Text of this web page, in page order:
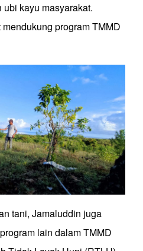
kayu masyarakat.
program TMMD
tani, Jamaluddin juga
lain dalam TMMD